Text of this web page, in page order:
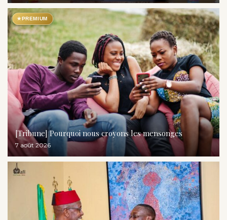
★PREMIUM
[Tribune] Pourquoi nous croyons les mensonges
7 août 2026